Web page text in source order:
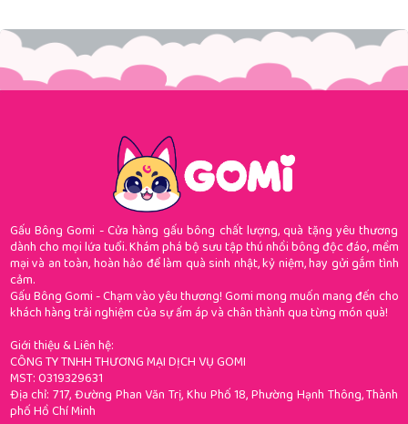
Gấu Bông Gomi - Cửa hàng gấu bông chất lượng, quà tặng yêu thương
dành cho mọi lứa tuổi. Khám phá bộ sưu tập thú nhồi bông độc đáo, mềm
mại và an toàn, hoàn hảo để làm quà sinh nhật, kỷ niệm, hay gửi gắm tình
cảm.
Gấu Bông Gomi - Chạm vào yêu thương! Gomi mong muốn mang đến cho
khách hàng trải nghiệm của sự ấm áp và chân thành qua từng món quà!
Giới thiệu & Liên hệ:
CÔNG TY TNHH THƯƠNG MẠI DỊCH VỤ GOMI
MST: 0319329631
Địa chỉ: 717, Đường Phan Văn Trị, Khu Phố 18, Phường Hạnh Thông, Thành
phố Hồ Chí Minh